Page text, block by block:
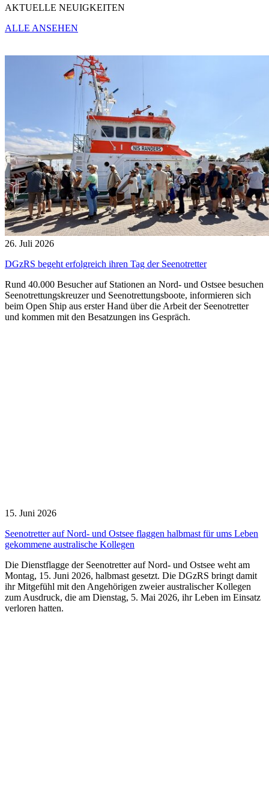
AKTUELLE NEUIGKEITEN
ALLE ANSEHEN
26. Juli 2026
DGzRS begeht erfolgreich ihren Tag der Seenotretter
Rund 40.000 Besucher auf Stationen an Nord- und Ostsee besuchen
Seenotrettungskreuzer und Seenotrettungsboote, informieren sich
beim Open Ship aus erster Hand über die Arbeit der Seenotretter
und kommen mit den Besatzungen ins Gespräch.
15. Juni 2026
Seenotretter auf Nord- und Ostsee flaggen halbmast für ums Leben
gekommene australische Kollegen
Die Dienstflagge der Seenotretter auf Nord- und Ostsee weht am
Montag, 15. Juni 2026, halbmast gesetzt. Die DGzRS bringt damit
ihr Mitgefühl mit den Angehörigen zweier australischer Kollegen
zum Ausdruck, die am Dienstag, 5. Mai 2026, ihr Leben im Einsatz
verloren hatten.